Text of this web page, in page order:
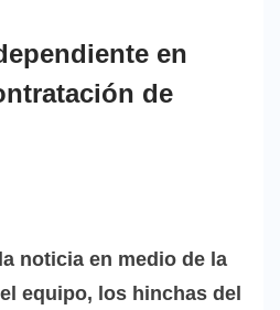
en
de
noticia en medio de la
equipo, los hinchas del